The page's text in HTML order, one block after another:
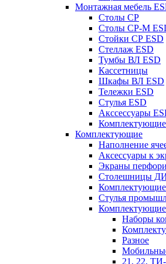
Монтажная мебель
Столы СР
Столы СР-М
Стойки СР ESD
Стеллаж ESD
Тумбы ВЛ ESD
Кассетницы
Шкафы ВЛ ESD
Тележки ESD
Стулья ESD
Акссессуары
Комплектующие
Наполнение
Аксессуары к
Экраны
Cтолешницы
Стулья
Наборы
Разное
21, 22,